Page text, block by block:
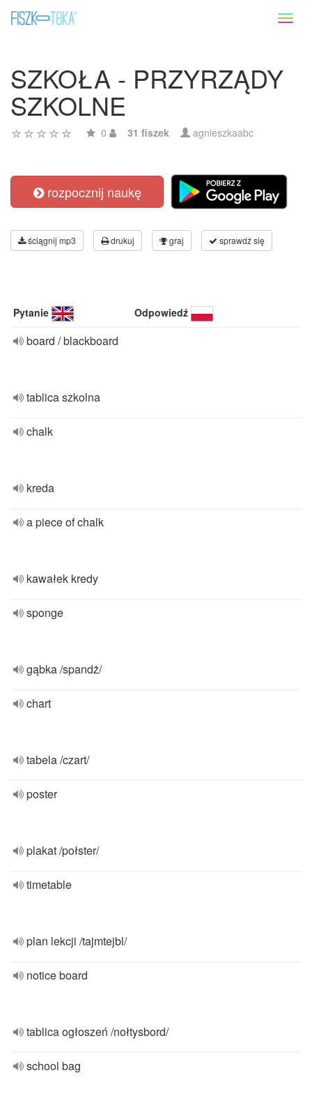
SZKOŁA - PRZYRZĄDY
SZKOLNE
0 31 fiszek agnieszkaabc
rozpocznij naukę
ściągnij mp3 drukuj graj sprawdź się
Pytanie Odpowiedź
board / blackboard
tablica szkolna
chalk
kreda
a piece of chalk
kawałek kredy
sponge
gąbka /spandż/
chart
tabela /czart/
poster
plakat /połster/
timetable
plan lekcji /tajmtejbl/
notice board
tablica ogłoszeń /nołtysbord/
school bag